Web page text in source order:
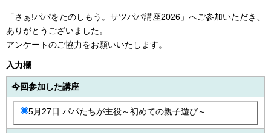
「さぁ!パパをたのしもう。サツパパ講座2026」へご参加いただき、
ありがとうございました。
アンケートのご協力をお願いいたします。
入力欄
今回参加した講座
5月27日 パパたちが主役～初めての親子遊び～